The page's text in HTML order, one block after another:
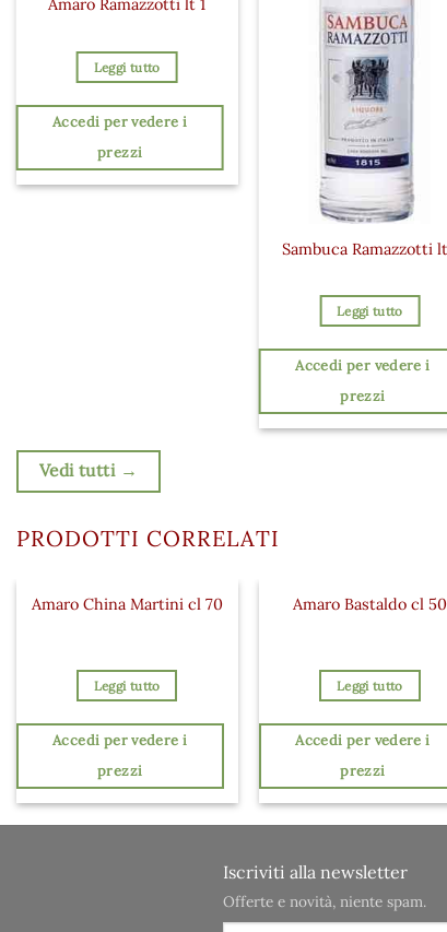
Amaro Ramazzotti lt 1
Leggi tutto
Accedi per vedere i
prezzi
Sambuca Ramazzotti
Leggi tutto
Accedi per vedere i
prezzi
Vedi tutti →
PRODOTTI CORRELATI
Amaro China Martini cl 70
Leggi tutto
Accedi per vedere i
prezzi
Amaro Bastaldo cl 50
Leggi tutto
Accedi per vedere i
prezzi
Iscriviti alla newsletter
Offerte e novità, niente spam.